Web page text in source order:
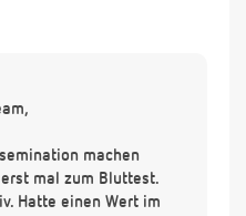
machen
mal zum Bluttest.
Hatte einen Wert im